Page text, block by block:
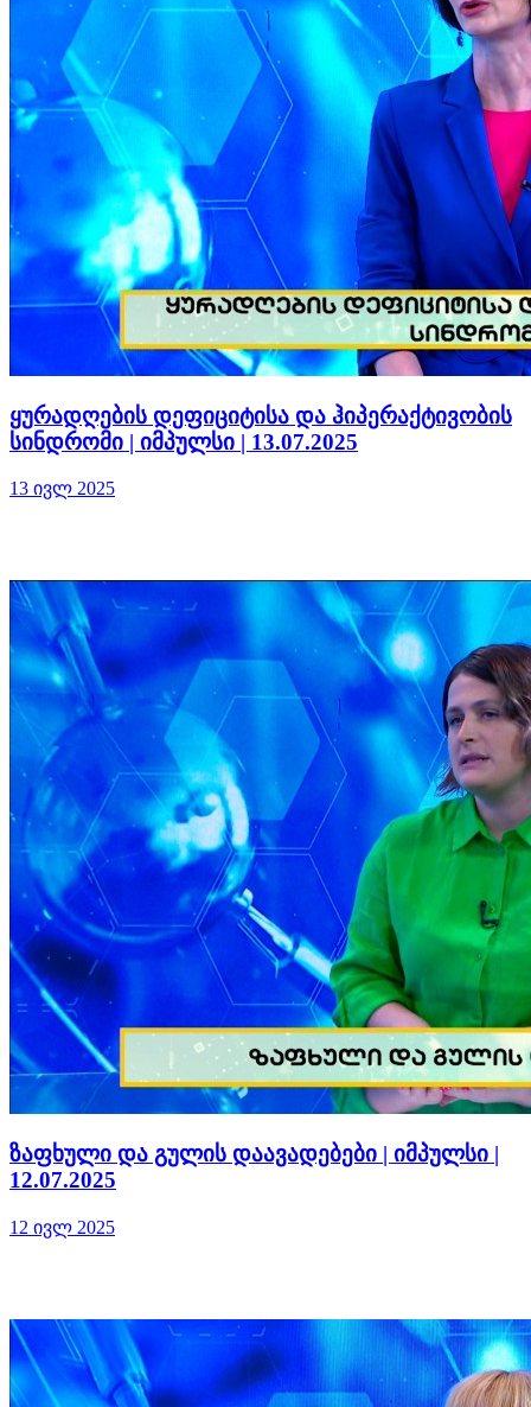
ყურადღების დეფიციტისა და ჰიპერაქტივობის
სინდრომი | იმპულსი | 13.07.2025
13 ივლ 2025
ზაფხული და გულის დაავადებები | იმპულსი |
12.07.2025
12 ივლ 2025